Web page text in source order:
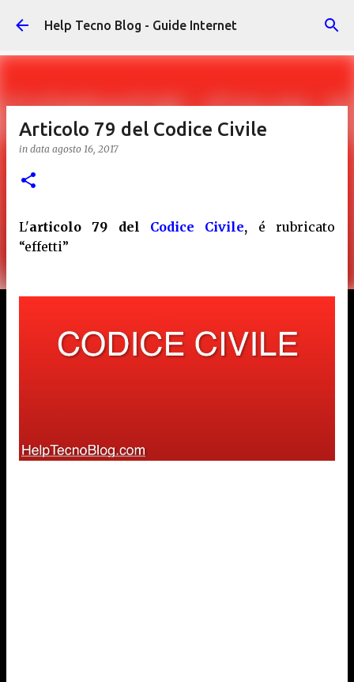
Passa ai contenuti principali
Help Tecno Blog - Guide Internet
Articolo 79 del Codice Civile
in data agosto 16, 2017
L'articolo 79 del Codice Civile, é rubricato
“effetti”